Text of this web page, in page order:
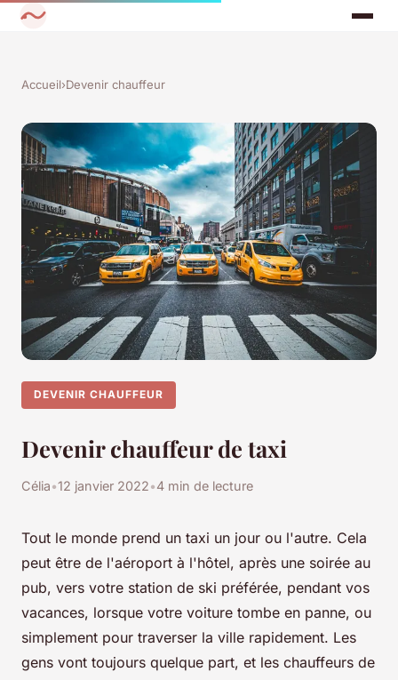
Accueil›Devenir chauffeur
DEVENIR CHAUFFEUR
Devenir chauffeur de taxi
Célia•12 janvier 2022•4 min de lecture
Tout le monde prend un taxi un jour ou l'autre. Cela
peut être de l'aéroport à l'hôtel, après une soirée au
pub, vers votre station de ski préférée, pendant vos
vacances, lorsque votre voiture tombe en panne, ou
simplement pour traverser la ville rapidement. Les
gens vont toujours quelque part, et les chauffeurs de